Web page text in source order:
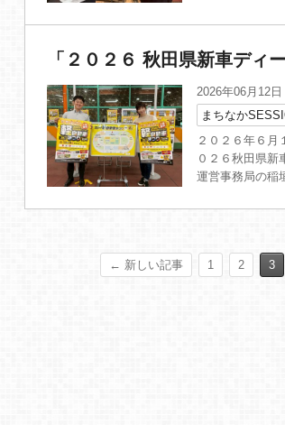
「２０２６ 秋田県新車ディ
2026年06月12日
まちなか
２０２６年６月
０２６秋田県新
運営事務局の稲
← 新しい記事 1 2 3